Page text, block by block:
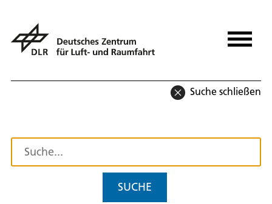
Suche schließen
SUCHE